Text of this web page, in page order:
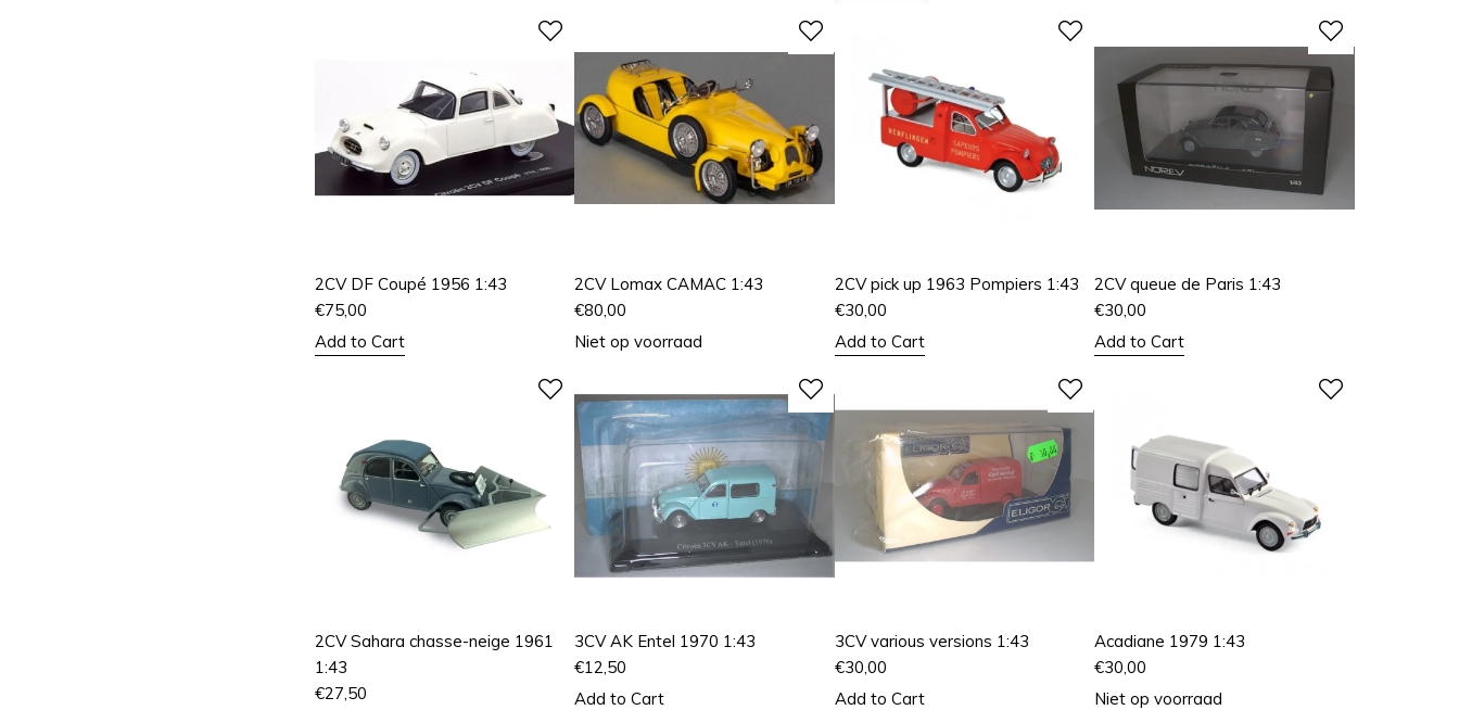
2CV DF Coupé 1956 1:43
€75,00
Add to Cart
2CV Lomax CAMAC 1:43
€80,00
Niet op voorraad
2CV pick up 1963 Pompiers 1:43
€30,00
Add to Cart
2CV queue de Paris 1:43
€30,00
Add to Cart
2CV Sahara chasse-neige 1961
1:43
€27,50
3CV AK Entel 1970 1:43
€12,50
Add to Cart
3CV various versions 1:43
€30,00
Add to Cart
Acadiane 1979 1:43
€30,00
Niet op voorraad